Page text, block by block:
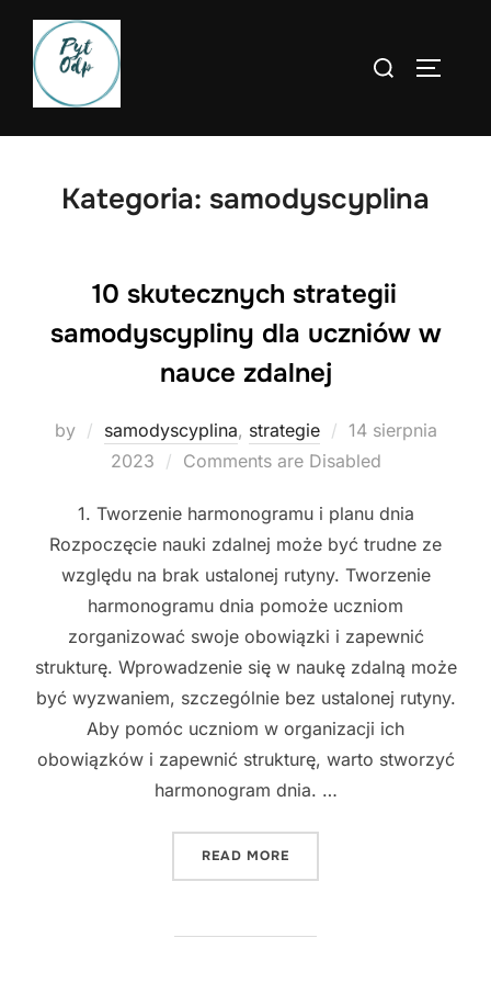
Skip
content
Search
Kategoria: samodyscyplina
10 skutecznych strategii
samodyscypliny dla uczniów w
nauce zdalnej
by samodyscyplina, strategie
Posted
on
14 sierpnia
2023
Comments are Disabled
1. Tworzenie harmonogramu i planu dnia
Rozpoczęcie nauki zdalnej może być trudne ze
względu na brak ustalonej rutyny. Tworzenie
harmonogramu dnia pomoże uczniom
zorganizować swoje obowiązki i zapewnić
strukturę. Wprowadzenie się w naukę zdalną może
być wyzwaniem, szczególnie bez ustalonej rutyny.
Aby pomóc uczniom w organizacji ich
obowiązków i zapewnić strukturę, warto stworzyć
harmonogram dnia. …
READ MORE